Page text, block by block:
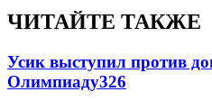
ЧИТАЙТЕ ТАКЖЕ
Усик выступил против
Олимпиаду326